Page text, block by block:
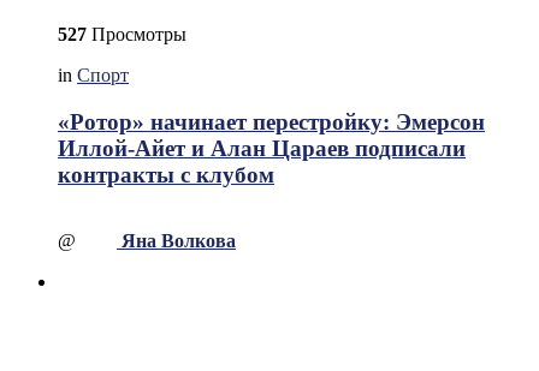
527 Просмотры
in Спорт
«Ротор» начинает перестройку: Эмерсон
Иллой-Айет и Алан Цараев подписали
контракты с клубом
@ Яна Волкова